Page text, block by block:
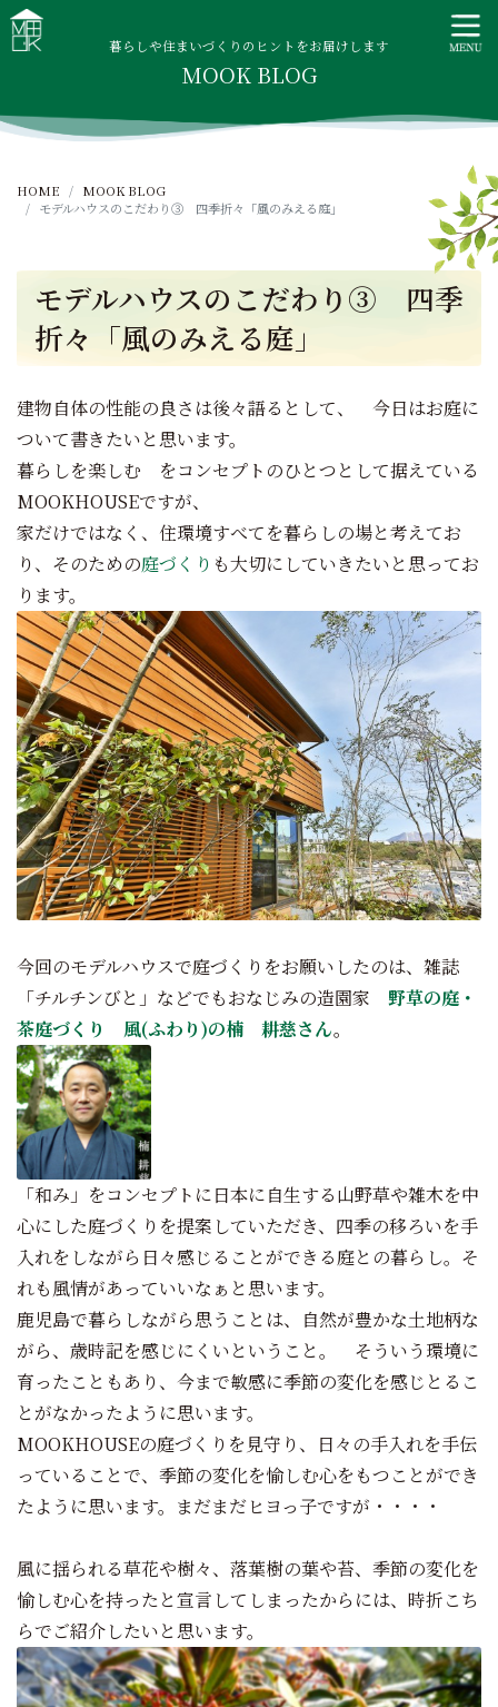
t
MOOK HOUSE ムックハウス
MOOK HOUSEはかごしま素材で建てる木の住まい。自然を
感じる四季に合わせた暮らし、家族がずっと住み継げる暮ら
暮らしや住まいづくりのヒントをお届けします
MOOK BLOG
HOME
MOOK BLOG
モデルハウスのこだわり③ 四季折々「風のみえる庭」
モデルハウスのこだわり③ 四季
折々「風のみえる庭」
建物自体の性能の良さは後々語るとして、 今日はお庭に
ついて書きたいと思います。
暮らしを楽しむ をコンセプトのひとつとして据えている
MOOKHOUSEですが、
家だけではなく、住環境すべてを暮らしの場と考えてお
り、そのための庭づくり も大切にしていきたいと思ってお
ります。
今回のモデルハウスで庭づくりをお願いしたのは、雑誌
「チルチンびと」などでもおなじみの造園家
野草の庭・
茶庭づくり 風(ふわり)の楠 耕慈さん。
「和み」をコンセプトに日本に自生する山野草や雑木を中
心にした庭づくりを提案していただき、四季の移ろいを手
入れをしながら日々感じることができる庭との暮らし。そ
れも風情があっていいなぁと思います。
鹿児島で暮らしながら思うことは、自然が豊かな土地柄な
がら、歳時記を感じにくいということ。 そういう環境に
育ったこともあり、今まで敏感に季節の変化を感じとるこ
とがなかったように思います。
MOOKHOUSEの庭づくりを見守り、日々の手入れを手伝
っていることで、季節の変化を愉しむ心をもつことができ
たように思います。まだまだヒヨっ子ですが・・・・
風に揺られる草花や樹々、落葉樹の葉や苔、季節の変化を
愉しむ心を持ったと宣言してしまったからには、時折こち
らでご紹介したいと思います。